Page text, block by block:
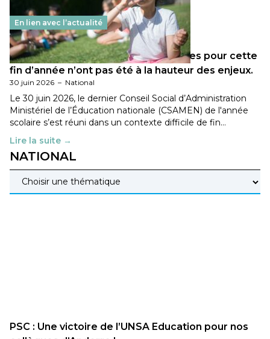
En lien avec l’actualité
Les décisions ministérielles attendues pour cette
fin d’année n’ont pas été à la hauteur des enjeux.
30 juin 2026 – National
Le 30 juin 2026, le dernier Conseil Social d’Administration
Ministériel de l’Éducation nationale (CSAMEN) de l'année
scolaire s’est réuni dans un contexte difficile de fin…
Lire la suite →
NATIONAL
PSC : Une victoire de l’UNSA Education pour nos